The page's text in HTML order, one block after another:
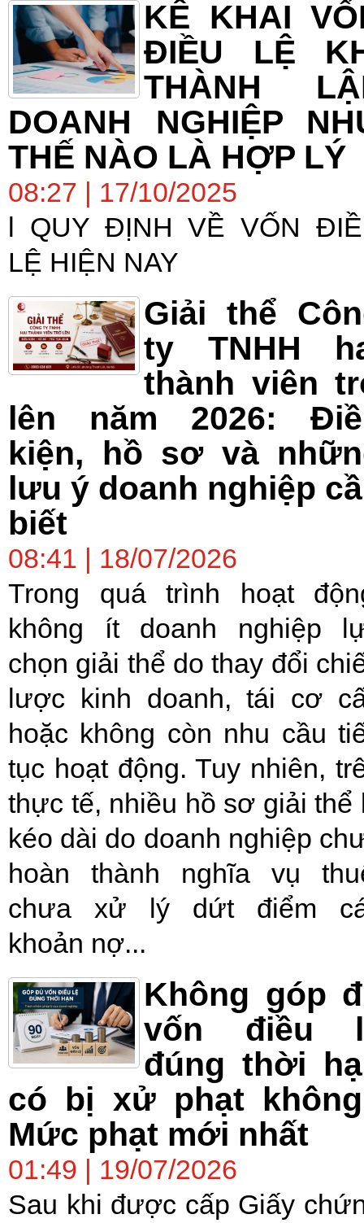
KÊ KHAI
ĐIỀU LỆ
THÀNH
DOANH NGHIỆP
THẾ NÀO LÀ HỢP LÝ
08:27 | 17/10/2025
l QUY ĐỊNH VỀ VỐN
LỆ HIỆN NAY
Giải thể
ty TNHH
thành viên
lên năm 2026:
kiện, hồ sơ và
lưu ý doanh nghiệp
biết
08:41 | 18/07/2026
Trong quá trình hoạt
không ít doanh nghiệp
chọn giải thể do thay đổi
lược kinh doanh, tái cơ
hoặc không còn nhu cầu
tục hoạt động. Tuy nhiên,
thực tế, nhiều hồ sơ giải thể
kéo dài do doanh nghiệp
hoàn thành nghĩa vụ
chưa xử lý dứt điểm
khoản nợ...
Không góp
vốn điều
đúng thời
có bị xử phạt
Mức phạt mới nhất
01:49 | 19/07/2026
Sau khi được cấp Giấy